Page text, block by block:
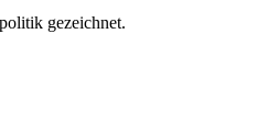
gezeichnet.